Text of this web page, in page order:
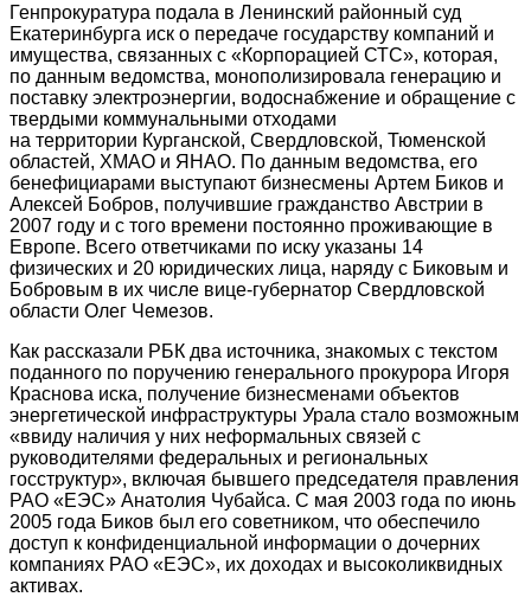
Генпрокуратура подала в Ленинский районный суд
Екатеринбурга иск о передаче государству компаний и
имущества, связанных с «Корпорацией СТС», которая,
по данным ведомства, монополизировала генерацию и
поставку электроэнергии, водоснабжение и обращение с
твердыми коммунальными отходами
на территории Курганской, Свердловской, Тюменской
областей, ХМАО и ЯНАО. По данным ведомства, его
бенефициарами выступают бизнесмены Артем Биков и
Алексей Бобров, получившие гражданство Австрии в
2007 году и с того времени постоянно проживающие в
Европе. Всего ответчиками по иску указаны 14
физических и 20 юридических лица, наряду с Биковым и
Бобровым в их числе вице-губернатор Свердловской
области Олег Чемезов.
Как рассказали РБК два источника, знакомых с текстом
поданного по поручению генерального прокурора Игоря
Краснова иска, получение бизнесменами объектов
энергетической инфраструктуры Урала стало возможным
«ввиду наличия у них неформальных связей с
руководителями федеральных и региональных
госструктур», включая бывшего председателя правления
РАО «ЕЭС» Анатолия Чубайса. С мая 2003 года по июнь
2005 года Биков был его советником, что обеспечило
доступ к конфиденциальной информации о дочерних
компаниях РАО «ЕЭС», их доходах и высоколиквидных
активах.